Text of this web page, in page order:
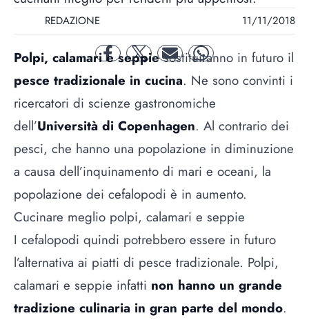
REDAZIONE 11/11/2018
facebooktwitter mail whatsapp
Polpi, calamari e seppiesostituiranno in futuro il
pesce tradizionale in cucina. Ne sono convinti i
ricercatori di scienze gastronomiche
dell’Università di Copenhagen. Al contrario dei
pesci, che hanno una popolazione in diminuzione
a causa dell’inquinamento di mari e oceani, la
popolazione dei cefalopodi è in aumento.
Cucinare meglio polpi, calamari e seppie
I cefalopodi quindi potrebbero essere in futuro
l’alternativa ai piatti di pesce tradizionale. Polpi,
calamari e seppie infatti non hanno un grande
tradizione culinaria in gran parte del mondo.